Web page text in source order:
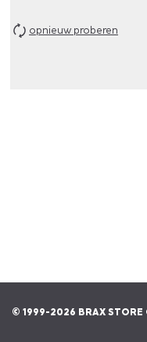
opnieuw proberen
© 1999-2026 BRAX STORE